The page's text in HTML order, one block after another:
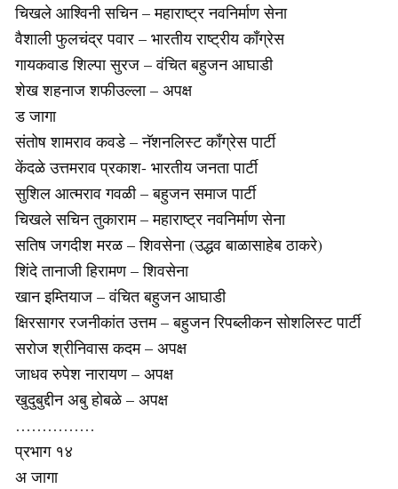
चिखले आश्विनी सचिन – महाराष्ट्र नवनिर्माण सेना
वैशाली फुलचंद्र पवार – भारतीय राष्ट्रीय काँग्रेस
गायकवाड शिल्पा सुरज – वंचित बहुजन आघाडी
शेख शहनाज शफीउल्ला – अपक्ष
ड जागा
संतोष शामराव कवडे – नॅशनलिस्ट काँग्रेस पार्टी
केंदळे उत्तमराव प्रकाश- भारतीय जनता पार्टी
सुशिल आत्मराव गवळी – बहुजन समाज पार्टी
चिखले सचिन तुकाराम – महाराष्ट्र नवनिर्माण सेना
सतिष जगदीश मरळ – शिवसेना (उद्धव बाळासाहेब ठाकरे)
शिंदे तानाजी हिरामण – शिवसेना
खान इम्तियाज – वंचित बहुजन आघाडी
क्षिरसागर रजनीकांत उत्तम – बहुजन रिपब्लीकन सोशलिस्ट पार्टी
सरोज श्रीनिवास कदम – अपक्ष
जाधव रुपेश नारायण – अपक्ष
खुदुबुद्दीन अबु होबळे – अपक्ष
……………
प्रभाग १४
अ जागा